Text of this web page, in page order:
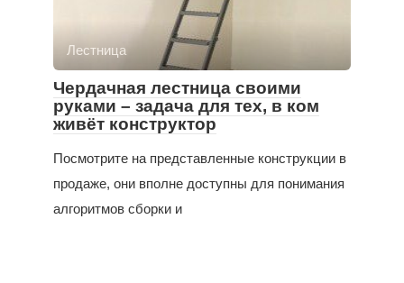
Лестница
Чердачная лестница своими
руками – задача для тех, в ком
живёт конструктор
Посмотрите на представленные конструкции в
продаже, они вполне доступны для понимания
алгоритмов сборки и